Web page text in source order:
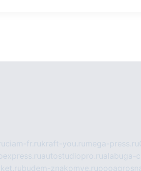
ciam-fr.rukraft-you.ru mega-press.ru
autostudiopro.rualabuga-
budem-znakomye.ru